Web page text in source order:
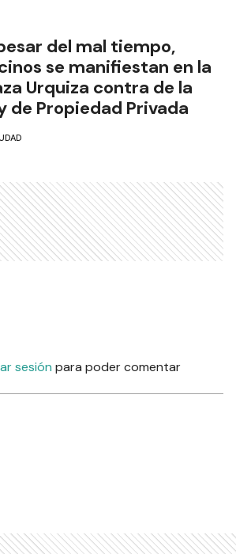
del mal tiempo,
se manifiestan en la
Urquiza contra de la
de Propiedad Privada
sesión para poder comentar